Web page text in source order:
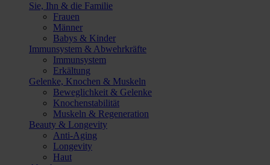
Sie, Ihn & die Familie
Frauen
Männer
Babys & Kinder
Immunsystem & Abwehrkräfte
Immunsystem
Erkältung
Gelenke, Knochen & Muskeln
Beweglichkeit & Gelenke
Knochenstabilität
Muskeln & Regeneration
Beauty & Longevity
Anti-Aging
Longevity
Haut